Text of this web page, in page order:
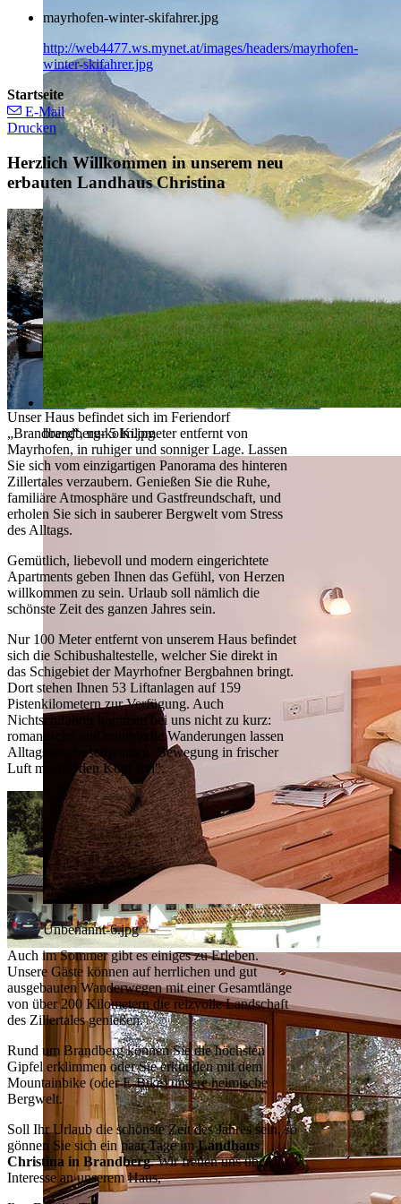
brandberg-kolm.jpg
Unbenannt-6.jpg
mayrhofen-winter-skifahrer.jpg
http://web4477.ws.mynet.at/images/headers/mayrhofen-
winter-skifahrer.jpg
Startseite
E-Mail
Drucken
Herzlich Willkommen in unserem neu
erbauten Landhaus Christina
Unser Haus befindet sich im Feriendorf
„Brandberg“, nur 5 Kilometer entfernt von
Mayrhofen, in ruhiger und sonniger Lage. Lassen
Sie sich vom einzigartigen Panorama des hinteren
Zillertales verzaubern. Genießen Sie die Ruhe,
familiäre Atmosphäre und Gastfreundschaft, und
erholen Sie sich in sauberer Bergwelt vom Stress
des Alltags.
Gemütlich, liebevoll und modern eingerichtete
Apartments geben Ihnen das Gefühl, von Herzen
willkommen zu sein. Urlaub soll nämlich die
schönste Zeit des ganzen Jahres sein.
Nur 100 Meter entfernt von unserem Haus befindet
sich die Schibushaltestelle, welcher Sie direkt in
das Schigebiet der Mayrhofner Bergbahnen bringt.
Dort stehen Ihnen 53 Liftanlagen auf 159
Pistenkilometern zur Verfügung. Auch
Nichtschifahrer kommen bei uns nicht zu kurz:
romantische und traumhafte Wanderungen lassen
Alltagssorgen schwinden. Bewegung in frischer
Luft macht "den Kopf frei".
Auch im Sommer gibt es einiges zu Erleben.
Unsere Gäste können auf herrlichen und gut
ausgebauten Wanderwegen mit einer Gesamtlänge
von über 200 Kilometern die reizvolle Landschaft
des Zillertales genießen.
Rund um Brandberg können Sie die höchsten
Gipfel erklimmen oder Sie erkunden mit dem
Mountainbike (oder E-Bike) unsere heimische
Bergwelt.
Soll Ihr Urlaub die schönste Zeit des Jahres sein, so
gönnen Sie sich ein paar Tage imLandhaus
Christina in Brandberg. Wir freuen uns über Ihr
Interesse an unserem Haus,